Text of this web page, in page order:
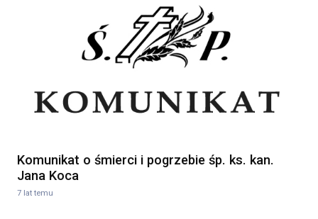
Komunikat o śmierci i pogrzebie śp. ks. kan.
Jana Koca
7 lat temu